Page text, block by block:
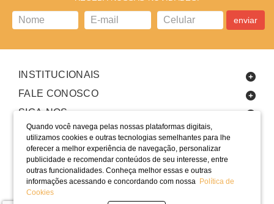
Quando você navega pelas nossas plataformas digitais,
utilizamos cookies e outras tecnologias semelhantes para lhe
oferecer a melhor experiência de navegação, personalizar
publicidade e recomendar conteúdos de seu interesse, entre
outras funcionalidades. Conheça melhor essas e outras
informações acessando e concordando com nossa Política de
Cookies
enviar
INSTITUCIONAIS
FALE CONOSCO
SIGA-NOS
LOCALIZAÇÃO